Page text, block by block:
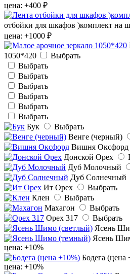
цена: +400 ₽
отбойки для шкафов )комплект на
цена: +1000 ₽
1050*420
Выбрать
Выбрать
Выбрать
Выбрать
Выбрать
Выбрать
Выбрать
Бук
Выбрать
Венге (черный)
Вишня Оксфорд
Донской Орех
Дуб Молочный
Дуб Солнечный
Ит Орех
Выбрать
Клен
Выбрать
Махагон
Выбрать
Орех 317
Выбрать
Ясень
Ясень
цена: +10%
Бодега (цена
цена: +10%